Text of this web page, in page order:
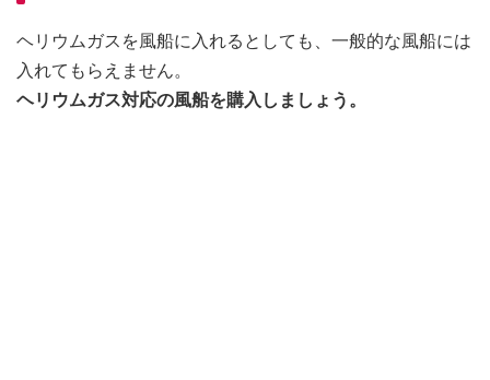
ヘリウムガスを風船に入れるとしても、一般的な風船には
入れてもらえません。
ヘリウムガス対応の風船を購入しましょう。